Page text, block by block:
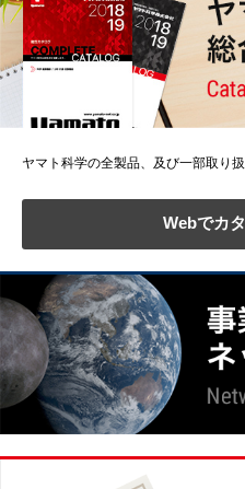
ヤマト科学の全製品、及び一部取り
Webでカ